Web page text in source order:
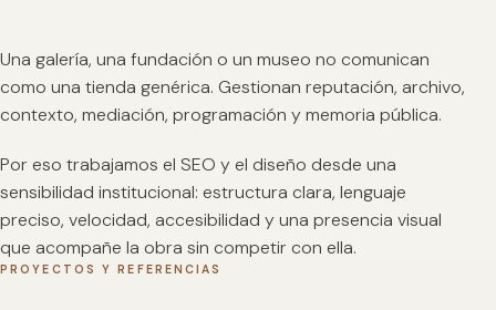
Una galería, una fundación o un museo no comunican
como una tienda genérica. Gestionan reputación, archivo,
contexto, mediación, programación y memoria pública.
Por eso trabajamos el SEO y el diseño desde una
sensibilidad institucional: estructura clara, lenguaje
preciso, velocidad, accesibilidad y una presencia visual
que acompañe la obra sin competir con ella.
PROYECTOS Y REFERENCIAS